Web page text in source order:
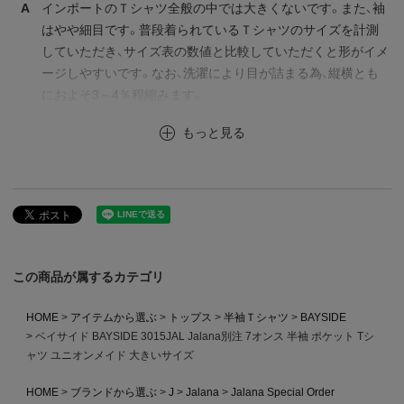
A
インポートのＴシャツ全般の中では大きくないです。また、袖
はやや細目です。普段着られているＴシャツのサイズを計測
していただき、サイズ表の数値と比較していただくと形がイメ
ージしやすいです。なお、洗濯により目が詰まる為、縦横とも
におよそ3～4％程縮みます。
もっと見る
この商品が属するカテゴリ
HOME アイテムから選ぶ トップス 半袖Ｔシャツ
BAYSIDE
ベイサイド BAYSIDE 3015JAL Jalana別注 7オンス 半袖 ポケット Tシ
ャツ ユニオンメイド 大きいサイズ
HOME ブランドから選ぶ J Jalana Jalana Special Order